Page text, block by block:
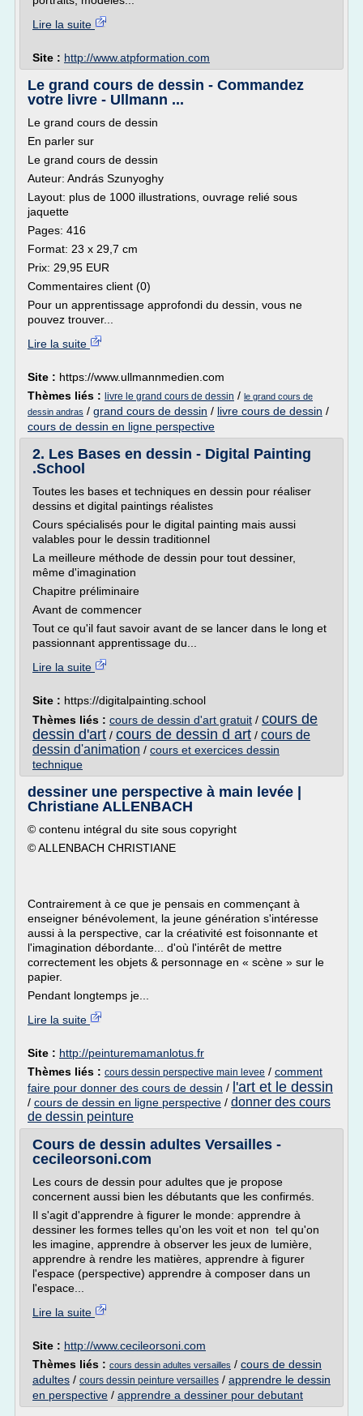
Lire la suite
Site : http://www.atpformation.com
Le grand cours de dessin - Commandez
votre livre - Ullmann ...
Le grand cours de dessin
En parler sur
Le grand cours de dessin
Auteur: András Szunyoghy
Layout: plus de 1000 illustrations, ouvrage relié sous
jaquette
Pages: 416
Format: 23 x 29,7 cm
Prix: 29,95 EUR
Commentaires client (0)
Pour un apprentissage approfondi du dessin, vous ne
pouvez trouver...
Lire la suite
Site : https://www.ullmannmedien.com
Thèmes liés : livre le grand cours de dessin / le grand cours de
dessin andras / grand cours de dessin / livre cours de dessin /
cours de dessin en ligne perspective
2. Les Bases en dessin - Digital Painting
.School
Toutes les bases et techniques en dessin pour réaliser
dessins et digital paintings réalistes
Cours spécialisés pour le digital painting mais aussi
valables pour le dessin traditionnel
La meilleure méthode de dessin pour tout dessiner,
même d'imagination
Chapitre préliminaire
Avant de commencer
Tout ce qu'il faut savoir avant de se lancer dans le long et
passionnant apprentissage du...
Lire la suite
Site : https://digitalpainting.school
Thèmes liés : cours de dessin d'art gratuit / cours de
dessin d'art / cours de dessin d art / cours de
dessin d'animation / cours et exercices dessin
technique
dessiner une perspective à main levée |
Christiane ALLENBACH
© contenu intégral du site sous copyright
© ALLENBACH CHRISTIANE
Contrairement à ce que je pensais en commençant à
enseigner bénévolement, la jeune génération s'intéresse
aussi à la perspective, car la créativité est foisonnante et
l'imagination débordante... d'où l'intérêt de mettre
correctement les objets & personnage en « scène » sur le
papier.
Pendant longtemps je...
Lire la suite
Site : http://peinturemamanlotus.fr
Thèmes liés : cours dessin perspective main levee / comment
faire pour donner des cours de dessin / l'art et le dessin
/ cours de dessin en ligne perspective / donner des cours
de dessin peinture
Cours de dessin adultes Versailles -
cecileorsoni.com
Les cours de dessin pour adultes que je propose
concernent aussi bien les débutants que les confirmés.
Il s'agit d'apprendre à figurer le monde: apprendre à
dessiner les formes telles qu'on les voit et non tel qu'on
les imagine, apprendre à observer les jeux de lumière,
apprendre à rendre les matières, apprendre à figurer
l'espace (perspective) apprendre à composer dans un
l'espace...
Lire la suite
Site : http://www.cecileorsoni.com
Thèmes liés : cours dessin adultes versailles / cours de dessin
adultes / cours dessin peinture versailles / apprendre le dessin
en perspective / apprendre a dessiner pour debutant